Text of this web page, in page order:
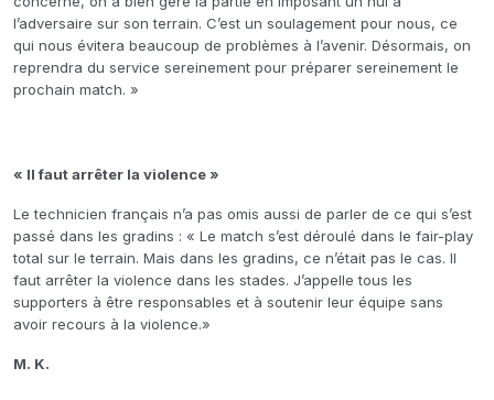
l’adversaire sur son terrain. C’est un soulagement pour nous, ce
qui nous évitera beaucoup de problèmes à l’avenir. Désormais, on
reprendra du service sereinement pour préparer sereinement le
prochain match. »
« Il faut arrêter la violence »
Le technicien français n’a pas omis aussi de parler de ce qui s’est
passé dans les gradins : « Le match s’est déroulé dans le fair-play
total sur le terrain. Mais dans les gradins, ce n’était pas le cas. Il
faut arrêter la violence dans les stades. J’appelle tous les
supporters à être responsables et à soutenir leur équipe sans
avoir recours à la violence.»
M. K.